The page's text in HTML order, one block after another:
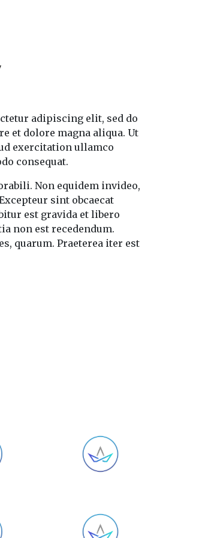
adipiscing elit, sed do
et dolore magna aliqua. Ut
exercitation ullamco
consequat.
Non equidem invideo,
sint obcaecat
est gravida et libero
non est recedendum.
quarum. Praeterea iter est